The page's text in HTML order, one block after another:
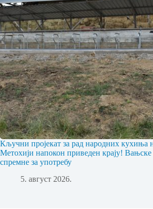
Кључни пројекат за рад народних кухиња
Метохији напокон приведен крају!
спремне за употребу
5. август 2026.